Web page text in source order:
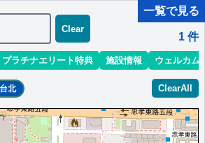
ル情報(アジア)ホテル特典攻略
開業時期 エリア 地域
一覧で見る
Clear
1 件
プラチナエリート特典 施設情報 ウェルカム
北 ClearAll